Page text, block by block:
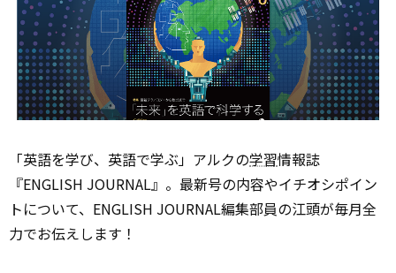
「英語を学び、英語で学ぶ」アルクの学習情報誌
『ENGLISH JOURNAL』。最新号の内容やイチオシポイン
トについて、ENGLISH JOURNAL編集部員の江頭が毎月全
力でお伝えします！